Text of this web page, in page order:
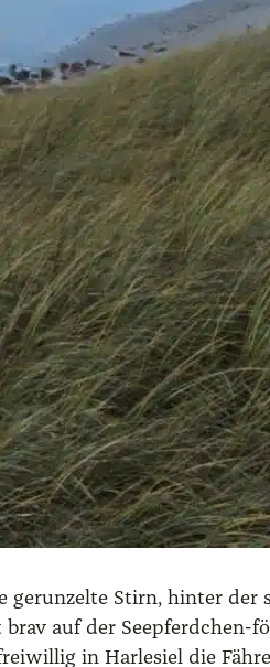
gerun­zel­te Stirn, hin­ter
auf der
in Harle­si­el die